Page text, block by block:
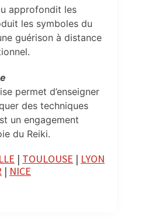
approfondit les
les symboles du
guérison à distance
permet d’enseigner
des techniques
un engagement
du Reiki.
| TOULOUSE | LYON
| NICE